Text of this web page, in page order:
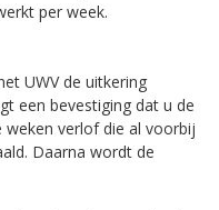
per week.
UWV de uitkering
een bevestiging dat u de
weken verlof die al voorbij
Daarna wordt de